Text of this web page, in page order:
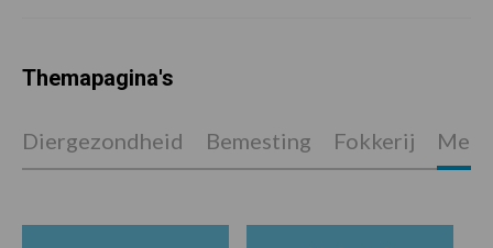
Themapagina's
Diergezondheid Bemesting Fokkerij